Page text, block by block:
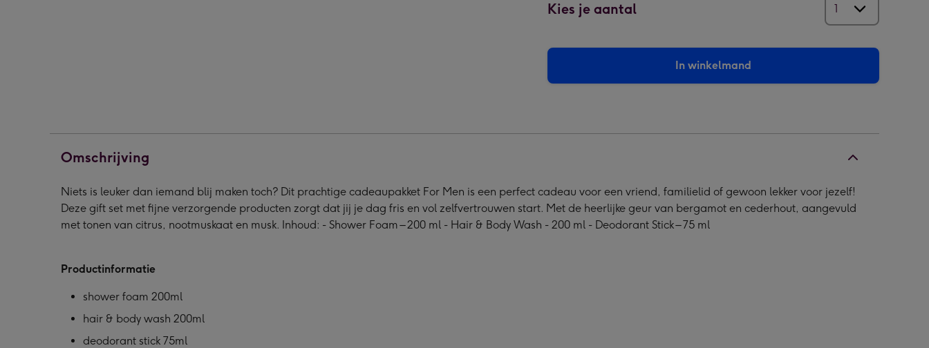
1
2
3
Kies je aantal
In winkelmand
Omschrijving
Niets is leuker dan iemand blij maken toch? Dit prachtige cadeaupakket For Men is een perfect cadeau voor een vriend, familielid of gewoon lekker voor jezelf!
Deze gift set met fijne verzorgende producten zorgt dat jij je dag fris en vol zelfvertrouwen start. Met de heerlijke geur van bergamot en cederhout, aangevuld
met tonen van citrus, nootmuskaat en musk. Inhoud: - Shower Foam – 200 ml - Hair & Body Wash - 200 ml - Deodorant Stick – 75 ml
Productinformatie
shower foam 200ml
hair & body wash 200ml
deodorant stick 75ml